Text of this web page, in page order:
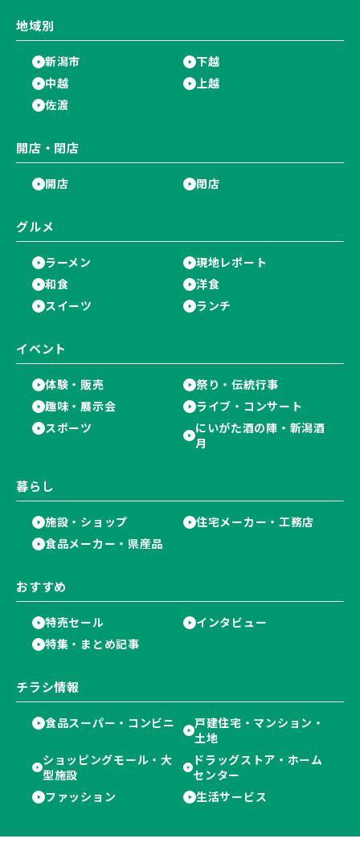
地域別
新潟市
下越
中越
上越
佐渡
開店・閉店
開店 閉店
グルメ
ラーメン
現地レポート
和食
洋食
スイーツ
ランチ
イベント
体験・販売
祭り・伝統行事
趣味・展示会
ライブ・コンサート
スポーツ
にいがた酒の陣・新潟酒
月
暮らし
施設・ショップ
住宅メーカー・工務店
食品メーカー・県産品
おすすめ
特売セール
インタビュー
特集・まとめ記事
チラシ情報
食品スーパー・コンビニ
戸建住宅・マンション・
土地
ショッピングモール・大
型施設
ドラッグストア・ホーム
センター
ファッション
生活サービス